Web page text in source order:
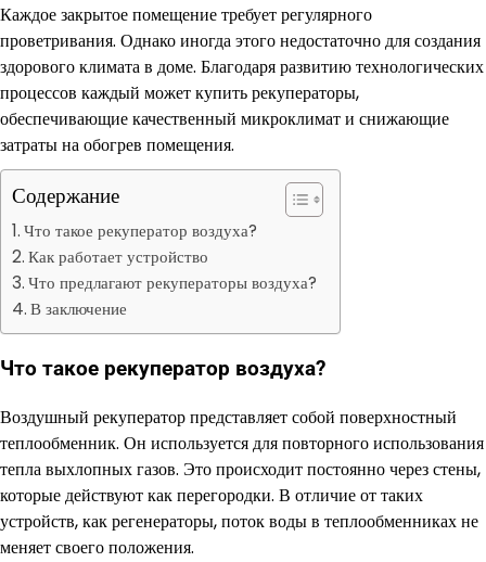
Каждое закрытое помещение требует регулярного
проветривания. Однако иногда этого недостаточно для создания
здорового климата в доме. Благодаря развитию технологических
процессов каждый может купить рекуператоры,
обеспечивающие качественный микроклимат и снижающие
затраты на обогрев помещения.
Содержание
Что такое рекуператор воздуха?
Как работает устройство
Что предлагают рекуператоры воздуха?
В заключение
Что такое рекуператор воздуха?
Воздушный рекуператор представляет собой поверхностный
теплообменник. Он используется для повторного использования
тепла выхлопных газов. Это происходит постоянно через стены,
которые действуют как перегородки. В отличие от таких
устройств, как регенераторы, поток воды в теплообменниках не
меняет своего положения.